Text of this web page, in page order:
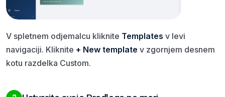
V spletnem odjemalcu kliknite Templates v levi
navigaciji. Kliknite + New template v zgornjem desnem
kotu razdelka Custom.